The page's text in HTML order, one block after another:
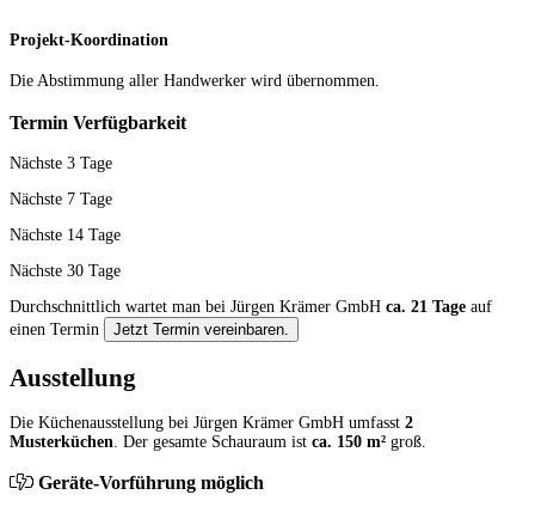
Projekt-Koordination
Die Abstimmung aller Hand­werker wird übernommen.
Termin Verfügbarkeit
Nächste 3 Tage
Nächste 7 Tage
Nächste 14 Tage
Nächste 30 Tage
Durchschnittlich wartet man bei Jürgen Krämer GmbH ca. 21 Tage auf
einen Termin
Jetzt Termin vereinbaren.
Ausstellung
Die Küchenausstellung bei Jürgen Krämer GmbH umfasst 2
Musterküchen. Der gesamte Schauraum ist ca. 150 m² groß.
Geräte-Vorführung möglich